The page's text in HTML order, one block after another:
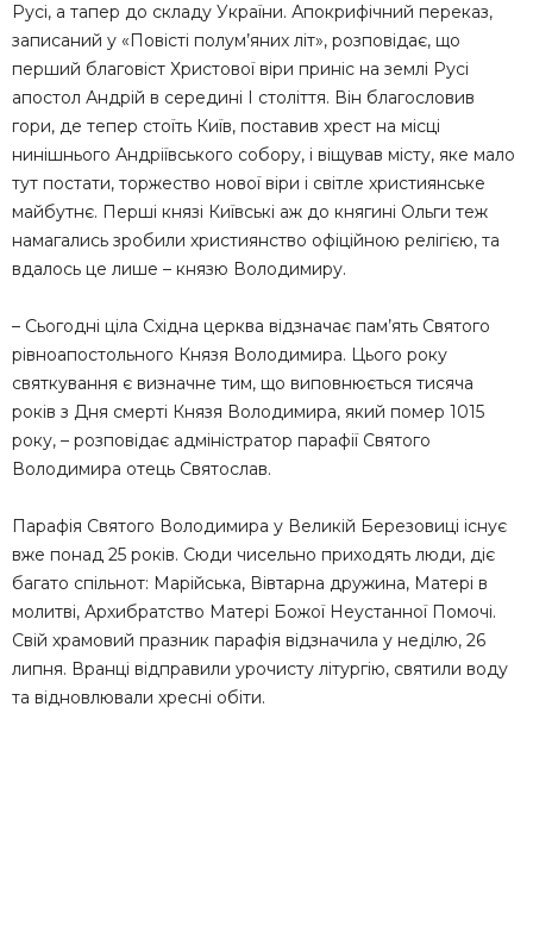
Русі, а тапер до складу України. Апокрифічний переказ,
записаний у «Повісті полум’яних літ», розповідає, що
перший благовіст Христової віри приніс на землі Русі
апостол Андрій в середині І століття. Він благословив
гори, де тепер стоїть Київ, поставив хрест на місці
нинішнього Андріївського собору, і віщував місту, яке мало
тут постати, торжество нової віри і світле християнське
майбутнє. Перші князі Київські аж до княгині Ольги теж
намагались зробили християнство офіційною релігією, та
вдалось це лише – князю Володимиру.
– Сьогодні ціла Східна церква відзначає пам’ять Святого
рівноапостольного Князя Володимира. Цього року
святкування є визначне тим, що виповнюється тисяча
років з Дня смерті Князя Володимира, який помер 1015
року, – розповідає адміністратор парафії Святого
Володимира отець Святослав.
Парафія Святого Володимира у Великій Березовиці існує
вже понад 25 років. Сюди чисельно приходять люди, діє
багато спільнот: Марійська, Вівтарна дружина, Матері в
молитві, Архибратство Матері Божої Неустанної Помочі.
Свій храмовий празник парафія відзначила у неділю, 26
липня. Вранці відправили урочисту літургію, святили воду
та відновлювали хресні обіти.